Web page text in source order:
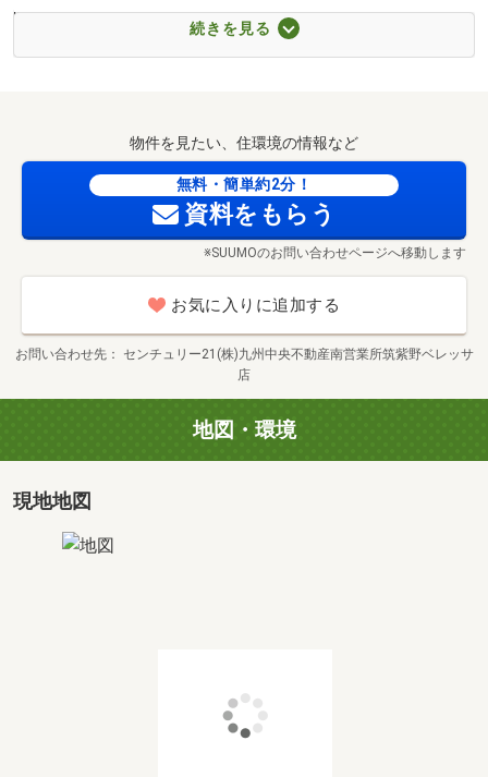
時間／9:00～20:00
■お客様のご希望に応じたご案内■
◎たくさんの物件を見たい（約60分～）
◎全てトータルで相談したい（約90分～）
■お客様のご都合に合わせてご案内いたします■
内見は当日もご案内可能！もちろん事前予約も承っており
「内覧だけ」「費用までしっかり知りたい」など
お客様のご都合やご要望に合わせてご案内いたします。
他の借り入れがある・勤続年数が短いなど、どんなお悩み
続きを見る
物件を見たい、住環境の情報など
無料・簡単約2分！
資料をもらう
※SUUMOのお問い合わせページへ移動します
お気に入りに追加する
お問い合わせ先
センチュリー21(株)九州中央不動産南営業所筑紫野ベレッサ
店
地図・環境
現地地図